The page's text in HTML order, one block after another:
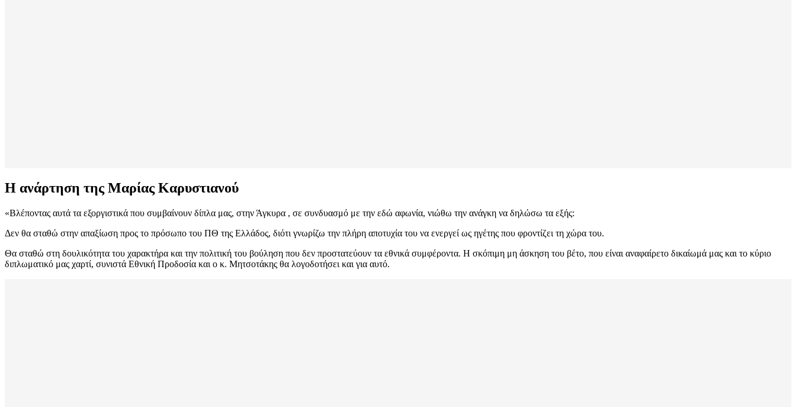
Η ανάρτηση της Μαρίας Καρυστιανού
«Βλέποντας αυτά τα εξοργιστικά που συμβαίνουν δίπλα μας, στην Άγκυρα , σε συνδυασμό με την εδώ αφωνία, νιώθω την ανάγκη να δηλώσω τα εξής:
Δεν θα σταθώ στην απαξίωση προς το πρόσωπο του ΠΘ της Ελλάδος, διότι γνωρίζω την πλήρη αποτυχία του να ενεργεί ως ηγέτης που φροντίζει τη χώρα του.
Θα σταθώ στη δουλικότητα του χαρακτήρα και την πολιτική του βούληση που δεν προστατεύουν τα εθνικά συμφέροντα. Η σκόπιμη μη άσκηση του βέτο, που είναι αναφαίρετο δικαίωμά μας και το κύριο
διπλωματικό μας χαρτί, συνιστά Εθνική Προδοσία και ο κ. Μητσοτάκης θα λογοδοτήσει και για αυτό.